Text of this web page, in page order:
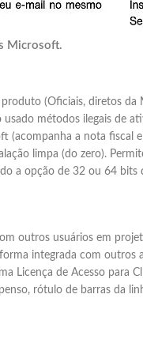
Microsoft.
(Oficiais, diretos
métodos ilegais de
(acompanha a nota
limpa (do zero).
a opção de 32 ou 64 bits
outros usuários em
integrada com
de Acesso para
rótulo de barras da